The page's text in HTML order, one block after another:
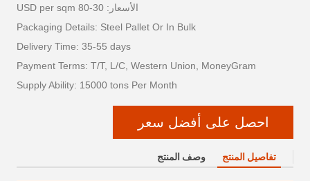
الأسعار: 30-80 USD per sqm
Packaging Details: Steel Pallet Or In Bulk
Delivery Time: 35-55 days
Payment Terms: T/T, L/C, Western Union, MoneyGram
Supply Ability: 15000 tons Per Month
احصل على أفضل سعر
تفاصيل المنتج وصف المنتج